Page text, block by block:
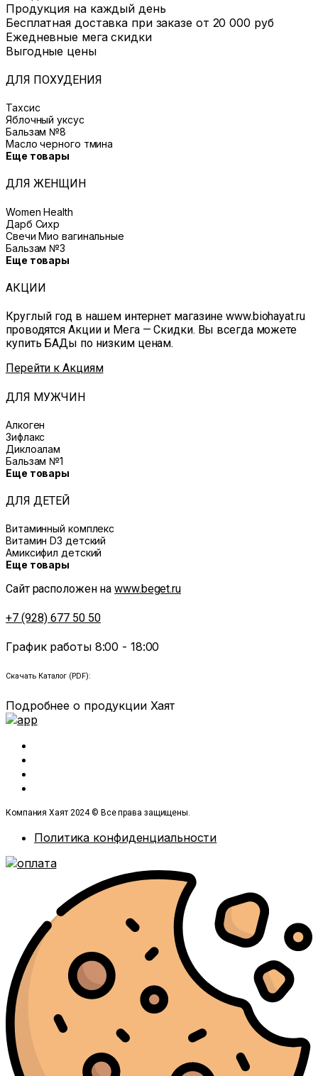
Продукция на каждый день
Бесплатная доставка при заказе от 20 000 руб
Ежедневные мега скидки
Выгодные цены
ДЛЯ ПОХУДЕНИЯ
Тахсис
Яблочный уксус
Бальзам №8
Масло черного тмина
Еще товары
ДЛЯ ЖЕНЩИН
Women Health
Дарб Сихр
Свечи Мио вагинальные
Бальзам №3
Еще товары
АКЦИИ
Круглый год в нашем интернет магазине www.biohayat.ru
проводятся Акции и Мега — Скидки. Вы всегда можете
купить БАДы по низким ценам.
Перейти к Акциям
ДЛЯ МУЖЧИН
Алкоген
Зифлакс
Диклоалам
Бальзам №1
Еще товары
ДЛЯ ДЕТЕЙ
Витаминный комплекс
Витамин D3 детский
Амиксифил детский
Еще товары
Сайт расположен наwww.beget.ru
+7 (928) 677 50 50
График работы 8:00 - 18:00
Скачать Каталог (PDF):
Подробнее о продукции Хаят
Компания Хаят 2024 © Все права защищены.
Политика конфиденциальности